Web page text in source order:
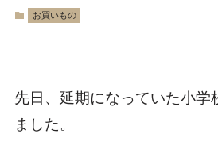
お買いもの
先日、延期になっていた小学
ました。